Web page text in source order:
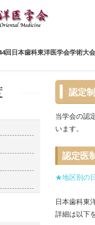
回日本歯科東洋医学会学術大会
認定
当学会の認
います。
認定医
★地区別の
日本歯科東
詳細は以下